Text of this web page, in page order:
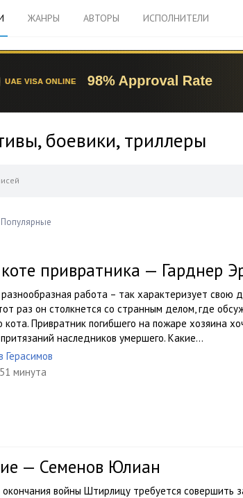
ЖАНРЫ АВТОРЫ ИСПОЛНИТЕЛИ
боевики, триллеры
Популярные
привратника — Гарднер
работа – так характеризует свою
раз он столкнется со странным делом, где
кота. Привратник погибшего на пожаре хозяина
наследников умершего. Какие...
Герасимов
минута
— Семенов Юлиан
войны Штирлицу требуется совершить